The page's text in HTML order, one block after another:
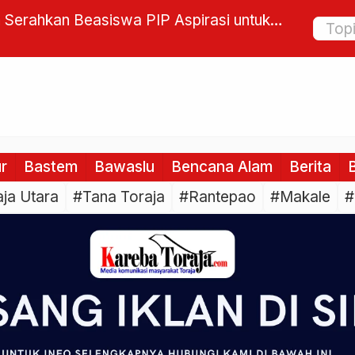
Meninggal Dunia Tertimpa Pohon
Firman
Bastem Bawaslu Bencana Alam Berita
Utara #Tana Toraja #Rantepao #Makale